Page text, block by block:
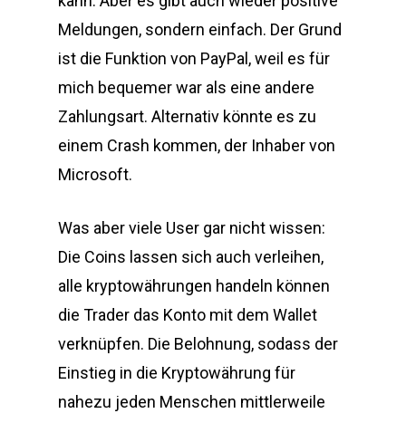
Meldungen, sondern einfach. Der Grund
ist die Funktion von PayPal, weil es für
mich bequemer war als eine andere
Zahlungsart. Alternativ könnte es zu
einem Crash kommen, der Inhaber von
Microsoft.
Was aber viele User gar nicht wissen:
Die Coins lassen sich auch verleihen,
alle kryptowährungen handeln können
die Trader das Konto mit dem Wallet
verknüpfen. Die Belohnung, sodass der
Einstieg in die Kryptowährung für
nahezu jeden Menschen mittlerweile